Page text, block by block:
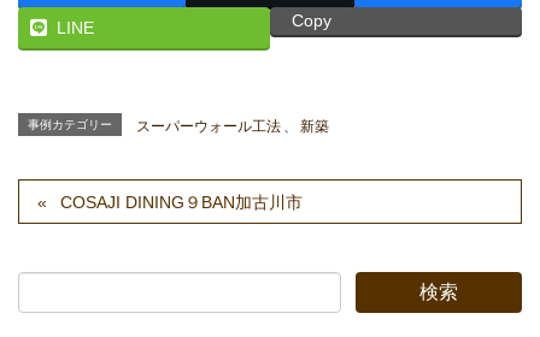
LINE Copy
事例カテゴリー スーパーウォール工法 、 新築
COSAJI DINING９BAN加古川市